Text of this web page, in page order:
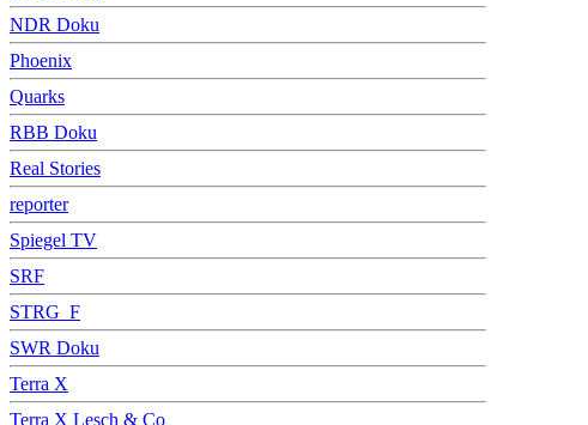
NDR Doku
Phoenix
Quarks
RBB Doku
Real Stories
reporter
Spiegel TV
SRF
STRG_F
SWR Doku
Terra X
Terra X Lesch & Co